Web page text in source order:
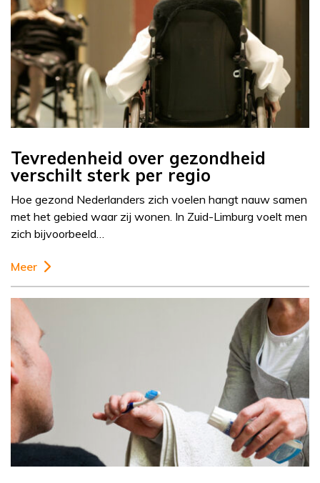
Tevredenheid over gezondheid
verschilt sterk per regio
Hoe gezond Nederlanders zich voelen hangt nauw samen
met het gebied waar zij wonen. In Zuid-Limburg voelt men
zich bijvoorbeeld…
Meer